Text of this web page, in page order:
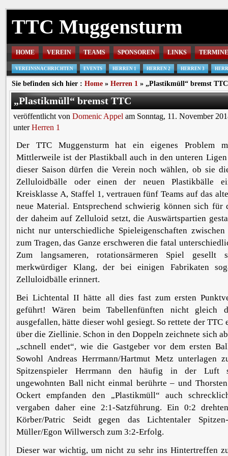
TTC Muggensturm
HOME VEREIN TEAMS SPONSOREN LINKS TERMINE
VEREINSNACHRICHTEN EVENTS HERREN 1 HERREN 2 HERREN 3
Sie befinden sich hier : Home » Herren 1 » „Plastikmüll“ bremst TTC
„Plastikmüll“ bremst TTC
veröffentlicht von Domenic Appel am Sonntag, 11. November
unterHerren 1
Der TTC Muggensturm hat ein eigenes Problem
Mittlerweile ist der Plastikball auch in den unteren Ligen
dieser Saison dürfen die Verein noch wählen, ob sie
Zelluloidbälle oder einen der neuen Plastikbälle
Kreisklasse A, Staffel 1, vertrauen fünf Teams auf das
neue Material. Entsprechend schwierig können sich für
der daheim auf Zelluloid setzt, die Auswärtspartien
nicht nur unterschiedliche Spieleigenschaften
zum Tragen, das Ganze erschweren die fatal
Zum langsameren, rotationsärmeren Spiel gesellt
merkwürdiger Klang, der bei einigen Fabrikaten
Zelluloidbälle erinnert.
Bei Lichtental II hätte all dies fast zum ersten
geführt! Wären beim Tabellenfünften nicht gleich
ausgefallen, hätte dieser wohl gesiegt. So rettete der TTC
über die Ziellinie. Schon in den Doppeln zeichnete sich
„schnell endet“, wie die Gastgeber vor dem ersten
Sowohl Andreas Herrmann/Hartmut Metz unterlagen
Spitzenspieler Herrmann den häufig in der Luft
ungewohnten Ball nicht einmal berührte – und
Ockert empfanden den „Plastikmüll“ auch
vergaben daher eine 2:1-Satzführung. Ein 0:2
Körber/Patric Seidt gegen das Lichtentaler Spitzen-
Müller/Egon Willwersch zum 3:2-Erfolg.
Dieser war wichtig, um nicht zu sehr ins Hintertreffen